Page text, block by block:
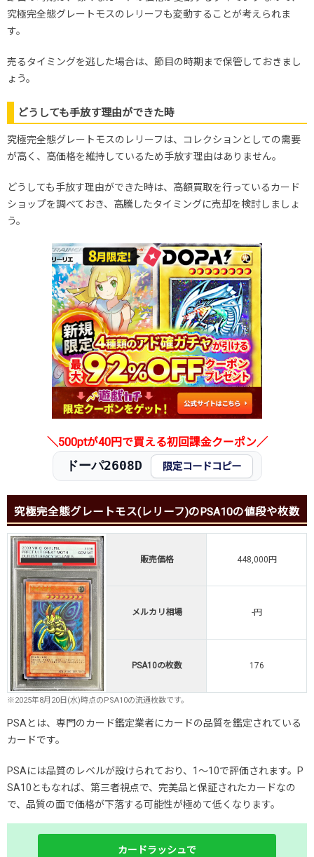
究極完全態グレートモスのレリーフも変動することが考えられま
す。
売るタイミングを逃した場合は、節目の時期まで保管しておきまし
ょう。
どうしても手放す理由ができた時
究極完全態グレートモスのレリーフは、コレクションとしての需要
が高く、高価格を維持しているため手放す理由はありません。
どうしても手放す理由ができた時は、高額買取を行っているカード
ショップを調べておき、高騰したタイミングに売却を検討しましょ
う。
＼500ptが40円で買える初回課金クーポン／
ドーパ2608D 限定コードコピー
究極完全態グレートモス(レリーフ)のPSA10の値段や枚数
販売価格 448,000円
メルカリ相場 -円
PSA10の枚数 176
※2025年8月20日(水)時点のPSA10の流通枚数です。
PSAとは、専門のカード鑑定業者にカードの品質を鑑定されている
カードです。
PSAには品質のレベルが設けられており、1～10で評価されます。P
SA10ともなれば、第三者視点で、完美品と保証されたカードなの
で、品質の面で価格が下落する可能性が極めて低くなります。
カードラッシュで